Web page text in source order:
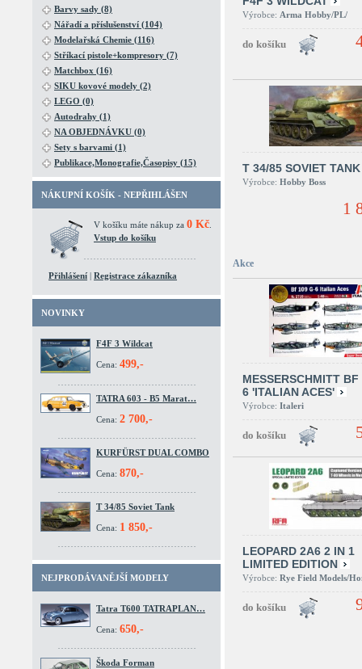
Barvy sady (8)
Nářadí a příslušenství (104)
Modelařská Chemie (116)
Stříkací pistole+kompresory (7)
Matchbox (16)
SIKU kovové modely (2)
LEGO (0)
Autodrahy (1)
NA OBJEDNÁVKU (0)
Sety s barvami (1)
Publikace,Monografie,Časopisy (15)
NÁKUPNÍ KOŠÍK - NEPŘIHLÁŠEN
V košíku máte nákup za 0 Kč
Vstup do košíku
Přihlášení | Registrace zákazníka
NOVINKY
F4F 3 Wildcat
Cena: 499,-
TATRA 603 - B5 Marat…
Cena: 2 700,-
KURFÜRST DUAL COMBO
Cena: 870,-
T 34/85 Soviet Tank
Cena: 1 850,-
NEJPRODÁVANĚJŠÍ MODELY
Tatra T600 TATRAPLAN…
Cena: 650,-
Škoda Forman
Výrobce: Arma Hobby/PL/
T 34/85 SOVIET TANK
Výrobce: Hobby Boss
1
Akce
MESSERSCHMITT
6 'ITALIAN ACES'
Výrobce: Italeri
LEOPARD 2A6 2 IN 1
LIMITED EDITION
Výrobce: Rye Field Models/